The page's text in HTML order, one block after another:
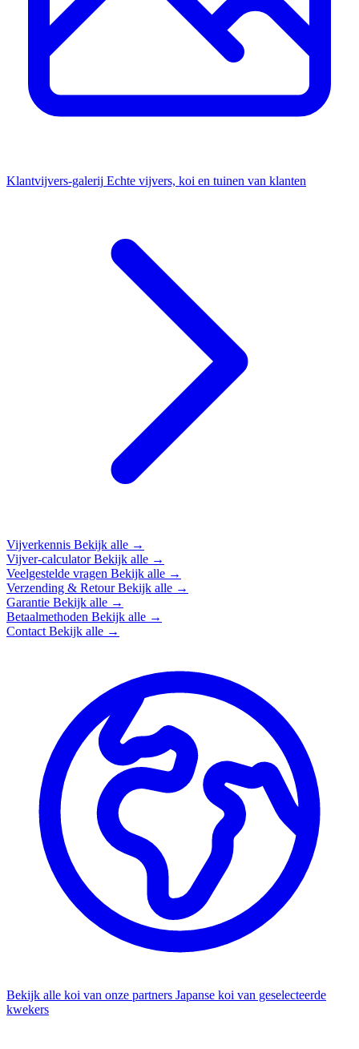
Klantvijvers-galerij Echte vijvers, koi en tuinen van klanten
Vijverkennis Bekijk alle →
Vijver-calculatorBekijk alle →
Veelgestelde vragen Bekijk alle →
Verzending & RetourBekijk alle →
Garantie Bekijk alle →
Betaalmethoden Bekijk alle →
Contact Bekijk alle →
Bekijk alle koi van onze partners Japanse koi van geselecteerde
kwekers